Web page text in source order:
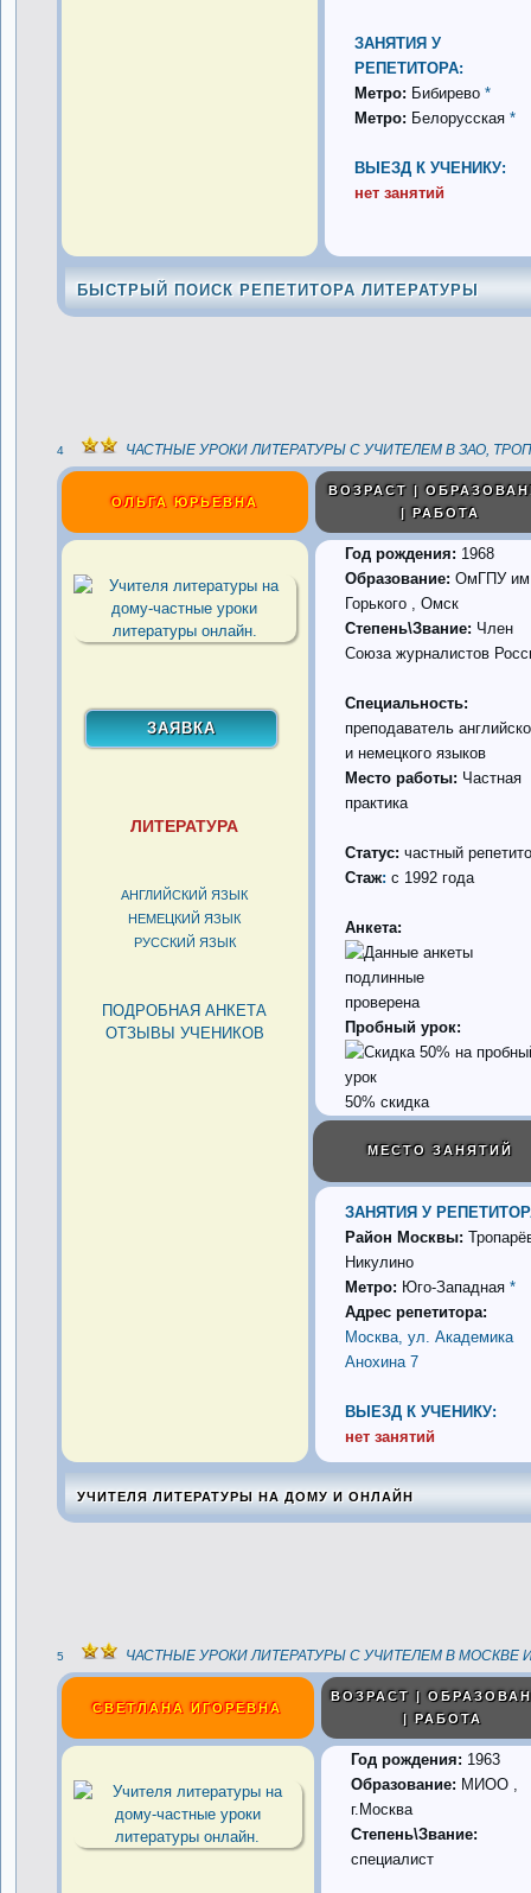
ЗАНЯТИЯ У
РЕПЕТИТОРА:
Метро: Бибирево *
Метро: Белорусская *
ВЫЕЗД К УЧЕНИКУ:
нет занятий
БЫСТРЫЙ ПОИСК РЕПЕТИТОРА ЛИТЕРАТУРЫ
4 ЧАСТНЫЕ УРОКИ ЛИТЕРАТУРЫ С УЧИТЕЛЕМ В ЗАО,
ОЛЬГА ЮРЬЕВНА
ВОЗРАСТ |
| РАБОТА
ЛИТЕРАТУРА
АНГЛИЙСКИЙ ЯЗЫК
НЕМЕЦКИЙ ЯЗЫК
РУССКИЙ ЯЗЫК
ПОДРОБНАЯ АНКЕТА
ОТЗЫВЫ УЧЕНИКОВ
Год рождения: 1968
Образование: ОмГПУ
Горького , Омск
Степень\Звание: Член
Союза журналистов
Специальность:
преподаватель
и немецкого языков
Место работы: Частная
практика
Статус: частный
Стаж: с 1992 года
Анкета:
проверена
Пробный урок:
50% скидка
МЕСТО ЗАНЯТИЙ
ЗАНЯТИЯ У
Район Москвы:
Никулино
Метро: Юго-Западная *
Адрес репетитора:
Москва, ул. Академика
Анохина 7
ВЫЕЗД К УЧЕНИКУ:
нет занятий
УЧИТЕЛЯ ЛИТЕРАТУРЫ НА ДОМУ И ОНЛАЙН
5 ЧАСТНЫЕ УРОКИ ЛИТЕРАТУРЫ С УЧИТЕЛЕМ В МОСКВЕ
СВЕТЛАНА ИГОРЕВНА
ВОЗРАСТ |
| РАБОТА
Год рождения: 1963
Образование: МИОО ,
г.Москва
Степень\Звание:
специалист